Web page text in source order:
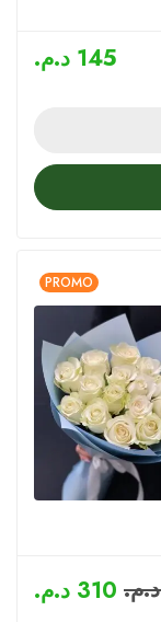
145 د.م.
PROMO
د.م. 310 د.م.